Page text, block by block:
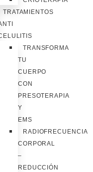
TRATAMIENTOS
TRANSFORMA
TU
CUERPO
CON
PRESOTERAPIA
Y
EMS
RADIOFRECUENCIA
CORPORAL
–
REDUCCIÓN